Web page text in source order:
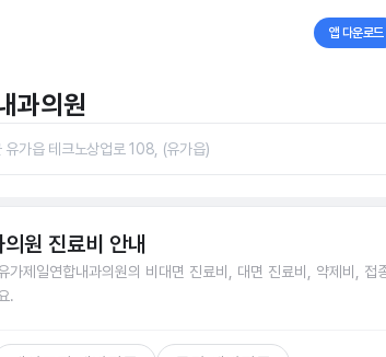
앱 다운로드
과의원
유가읍 테크노상업로 108, (유가읍)
원 진료비 안내
가제일연합내과의원의 비대면 진료비, 대면 진료비, 약제비, 접
.